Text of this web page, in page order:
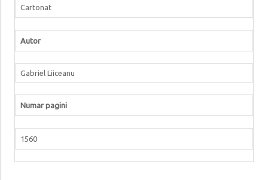
Cartonat
Autor
Gabriel Liiceanu
Numar pagini
1560